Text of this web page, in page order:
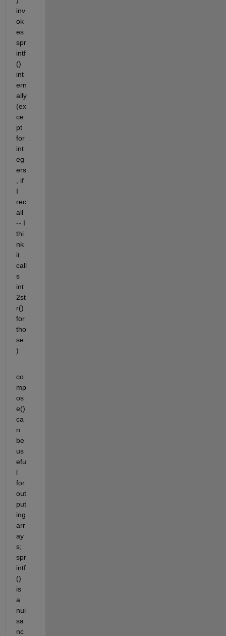
inv
ok
es
spr
intf
()
int
ern
ally
(ex
ce
pt
for
int
eg
ers
, if
I
rec
all
-- I
thi
nk
it
call
s
int
2st
r()
for
tho
se.
)
co
mp
os
e()
ca
n
be
us
efu
l
for
out
put
ing
arr
ay
s;
spr
intf
()
is
a
nui
sa
nc